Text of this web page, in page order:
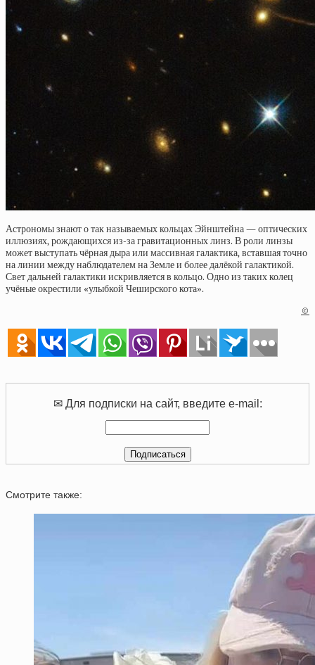
Астрономы знают о так называемых кольцах Эйнштейна — оптических
иллюзиях, рождающихся из-за гравитационных линз. В роли линзы
может выступать чёрная дыра или массивная галактика, вставшая точно
на линии между наблюдателем на Земле и более далёкой галактикой.
Свет дальней галактики искривляется в кольцо. Одно из таких колец
учёные окрестили «улыбкой Чеширского кота».
©
✉ Для подписки на сайт, введите e-mail:
Смотрите также: